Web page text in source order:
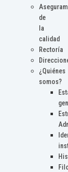
de
la
calidad
Rectoría
¿Quiénes
somos?